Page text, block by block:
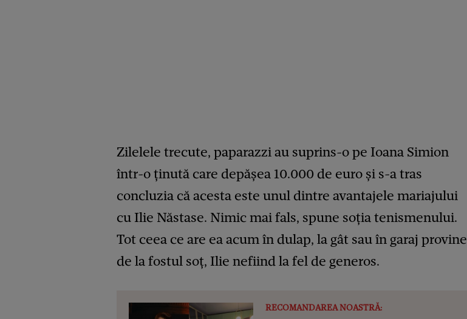
Zilelele trecute, paparazzi au suprins-o pe Ioana Simion
într-o ţinută care depăşea 10.000 de euro şi s-a tras
concluzia că acesta este unul dintre avantajele mariajului
cu Ilie Năstase. Nimic mai fals, spune soţia tenismenului.
Tot ceea ce are ea acum în dulap, la gât sau în garaj provine
de la fostul soţ, Ilie nefiind la fel de generos.
RECOMANDAREA NOASTRĂ: